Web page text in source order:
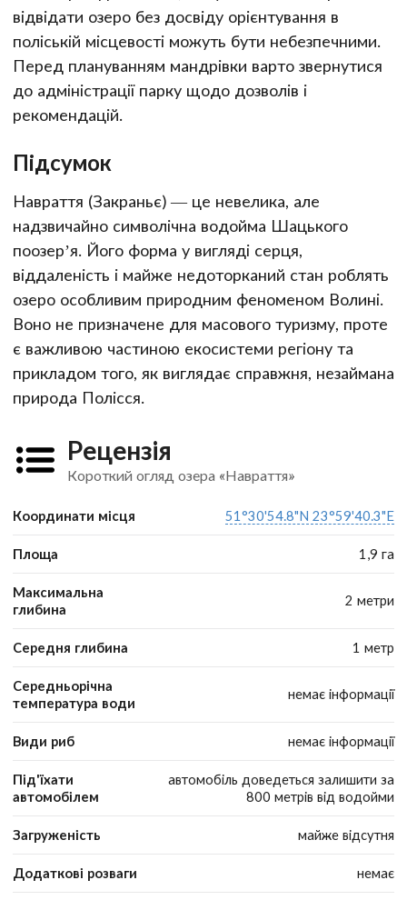
відвідати озеро без досвіду орієнтування в
поліській місцевості можуть бути небезпечними.
Перед плануванням мандрівки варто звернутися
до адміністрації парку щодо дозволів і
рекомендацій.
Підсумок
Навраття (Закраньє) — це невелика, але
надзвичайно символічна водойма Шацького
поозер’я. Його форма у вигляді серця,
віддаленість і майже недоторканий стан роблять
озеро особливим природним феноменом Волині.
Воно не призначене для масового туризму, проте
є важливою частиною екосистеми регіону та
прикладом того, як виглядає справжня, незаймана
природа Полісся.
Рецензія
Короткий огляд озера «Навраття»
Координати місця 51°30'54.8"N 23°59'40.3"E
Площа 1,9 га
Максимальна
глибина
2 метри
Середня глибина 1 метр
Середньорічна
температура води
немає інформації
Види риб немає інформації
Під'їхати
автомобілем
автомобіль доведеться залишити за
800 метрів від водойми
Загруженість майже відсутня
Додаткові розваги немає